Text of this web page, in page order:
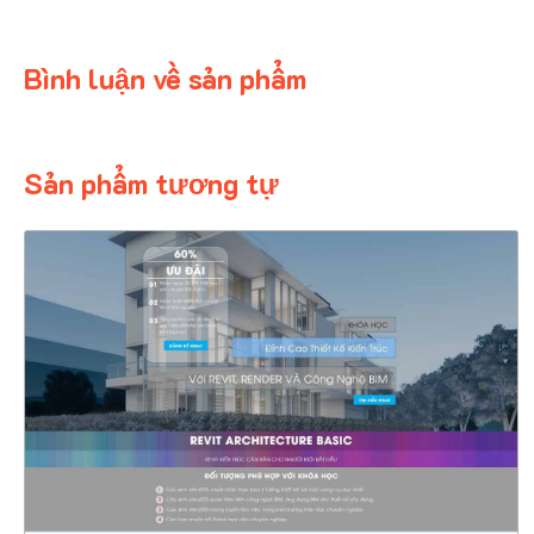
Bình luận về sản phẩm
Sản phẩm tương tự
4478